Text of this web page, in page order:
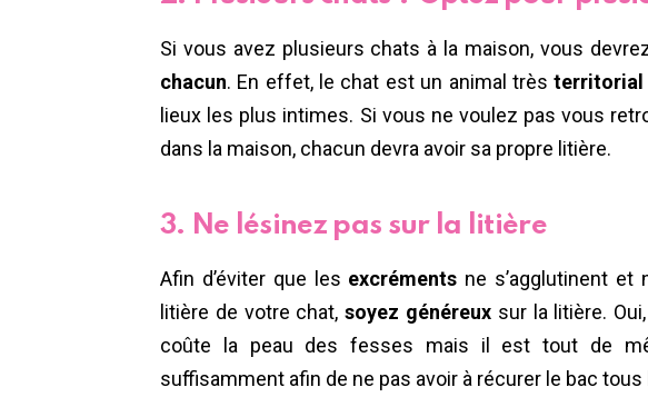
Si vous avez plusieurs chats à la maison, vous
chacun. En effet, le chat est un animal trèsterritorial
lieux les plus intimes. Si vous ne voulez pas vous
dans la maison, chacun devra avoir sa propre litière.
3. Ne lésinez pas sur la litière
Afin d’éviter que les excréments ne s’agglutinent
litière de votre chat,soyez généreux sur la litière.
coûte la peau des fesses mais il est tout de
suffisamment afin de ne pas avoir à récurer le bac